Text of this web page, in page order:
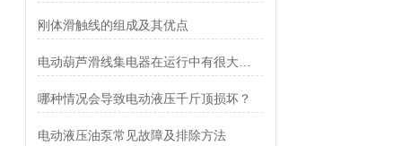
刚体滑触线的组成及其优点
哪种情况会导致电动液压千斤顶损坏？
电动液压油泵常见故障及排除方法